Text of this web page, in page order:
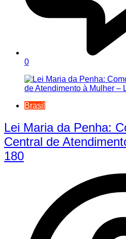
0
Brasil
Lei Maria da Penha:
Central de
180